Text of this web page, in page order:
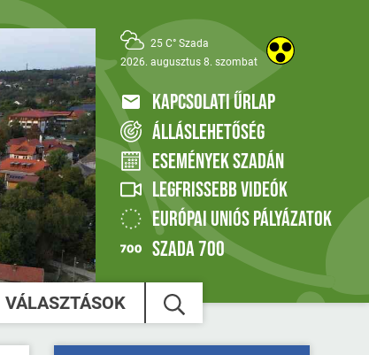
25 C° Szada
2026. augusztus 8. szombat
KAPCSOLATI ŰRLAP
ÁLLÁSLEHETŐSÉG
ESEMÉNYEK SZADÁN
LEGFRISSEBB VIDEÓK
EURÓPAI UNIÓS PÁLYÁZATOK
SZADA 700
VÁLASZTÁSOK